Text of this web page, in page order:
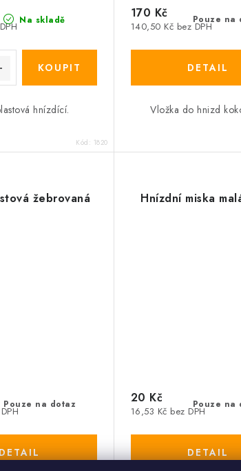
Na skladě
hnízdící.
Kód: 1820
Pouze na
140,50 Kč bez DPH
170 Kč
Vložka do hnizd
žebrovaná
Pouze na dotaz
Hnízdní miska
Pouze na
16,53 Kč bez DPH
20 Kč